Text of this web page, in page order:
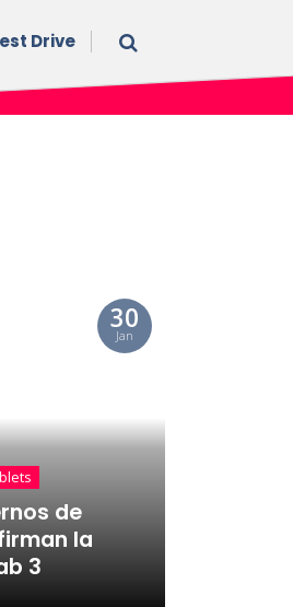
Drive
30
Jan
de
la
3